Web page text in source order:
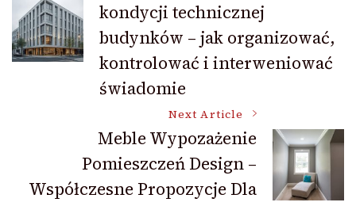
Navigationkondycji technicznej
budynków – jak organizować,
kontrolować i interweniować
świadomie
Next Article
Meble Wypozażenie
Pomieszczeń Design –
Współczesne Propozycje Dla